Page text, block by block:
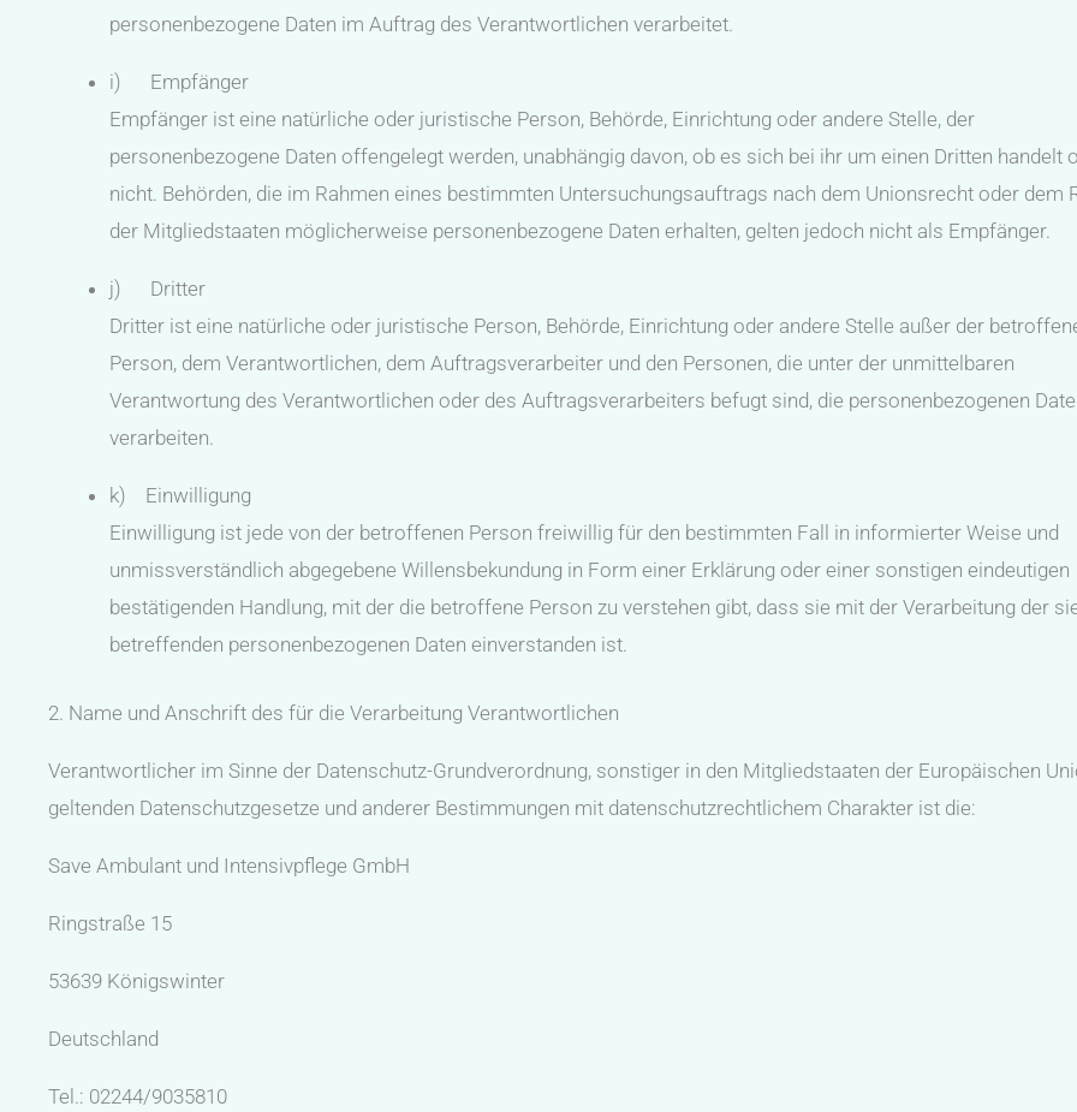
personenbezogene Daten im Auftrag des Verantwortlichen verarbeitet.
i) Empfänger
Empfänger ist eine natürliche oder juristische Person, Behörde, Einrichtung oder andere Stelle, der
personenbezogene Daten offengelegt werden, unabhängig davon, ob es sich bei ihr um einen Dritten handelt
nicht. Behörden, die im Rahmen eines bestimmten Untersuchungsauftrags nach dem Unionsrecht oder dem
der Mitgliedstaaten möglicherweise personenbezogene Daten erhalten, gelten jedoch nicht als Empfänger.
j) Dritter
Dritter ist eine natürliche oder juristische Person, Behörde, Einrichtung oder andere Stelle außer der
Person, dem Verantwortlichen, dem Auftragsverarbeiter und den Personen, die unter der unmittelbaren
Verantwortung des Verantwortlichen oder des Auftragsverarbeiters befugt sind, die personenbezogenen
verarbeiten.
k) Einwilligung
Einwilligung ist jede von der betroffenen Person freiwillig für den bestimmten Fall in informierter Weise und
unmissverständlich abgegebene Willensbekundung in Form einer Erklärung oder einer sonstigen eindeutigen
bestätigenden Handlung, mit der die betroffene Person zu verstehen gibt, dass sie mit der Verarbeitung der
betreffenden personenbezogenen Daten einverstanden ist.
2. Name und Anschrift des für die Verarbeitung Verantwortlichen
Verantwortlicher im Sinne der Datenschutz-Grundverordnung, sonstiger in den Mitgliedstaaten der Europäischen
geltenden Datenschutzgesetze und anderer Bestimmungen mit datenschutzrechtlichem Charakter ist die:
Save Ambulant und Intensivpflege GmbH
Ringstraße 15
53639 Königswinter
Deutschland
Tel.: 02244/9035810